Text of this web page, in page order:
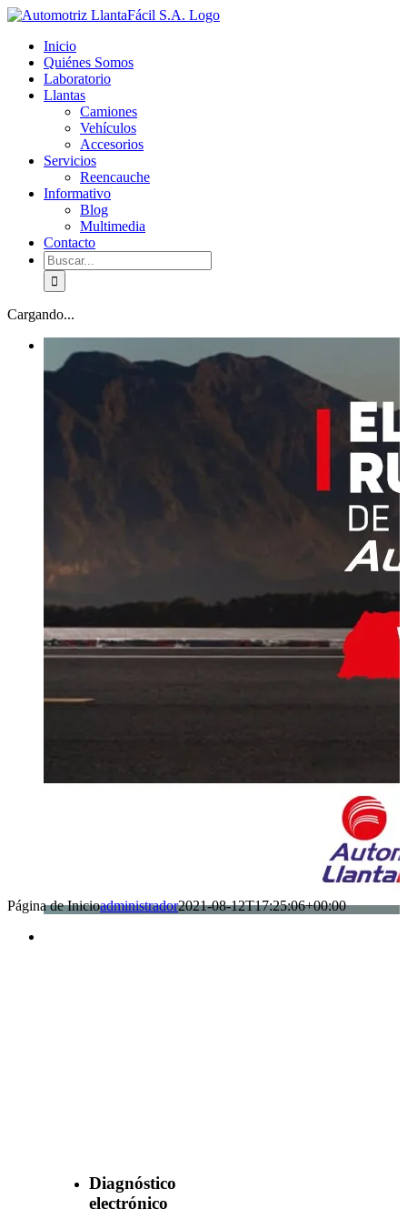
Skip
content
facebook
youtube
Inicio
Quiénes Somos
Laboratorio
Llantas
Camiones
Vehículos
Accesorios
Servicios
Reencauche
Informativo
Blog
Multimedia
Contacto
Buscar:
Cargando...
Página de Inicioadministrador2021-08-12T17:25:06+00:00
Diagnóstico
electrónico